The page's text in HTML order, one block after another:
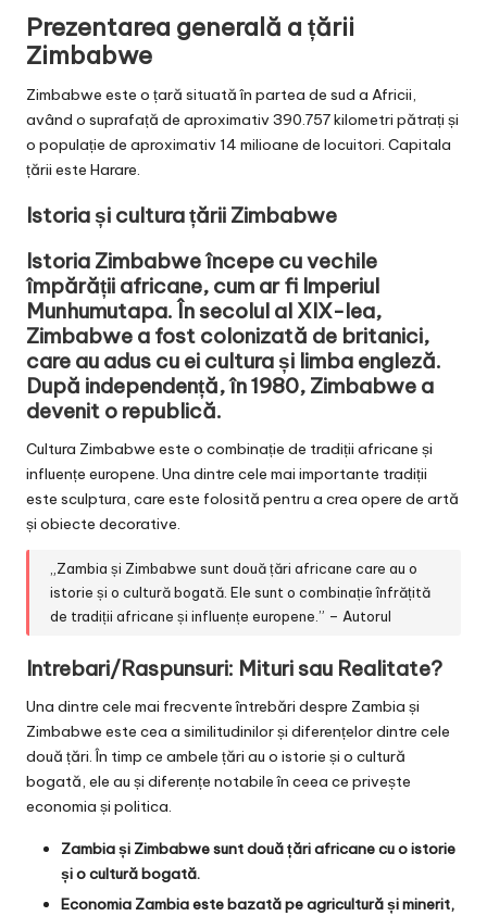
Prezentarea generală a țării
Zimbabwe
Zimbabwe este o țară situată în partea de sud a Africii,
având o suprafață de aproximativ 390.757 kilometri pătrați și
o populație de aproximativ 14 milioane de locuitori. Capitala
țării este Harare.
Istoria și cultura țării Zimbabwe
Istoria Zimbabwe începe cu vechile
împărății africane, cum ar fi Imperiul
Munhumutapa. În secolul al XIX-lea,
Zimbabwe a fost colonizată de britanici,
care au adus cu ei cultura și limba engleză.
După independență, în 1980, Zimbabwe a
devenit o republică.
Cultura Zimbabwe este o combinație de tradiții africane și
influențe europene. Una dintre cele mai importante tradiții
este sculptura, care este folosită pentru a crea opere de artă
și obiecte decorative.
„Zambia și Zimbabwe sunt două țări africane care au o
istorie și o cultură bogată. Ele sunt o combinație înfrățită
de tradiții africane și influențe europene.” – Autorul
Intrebari/Raspunsuri: Mituri sau Realitate?
Una dintre cele mai frecvente întrebări despre Zambia și
Zimbabwe este cea a similitudinilor și diferențelor dintre cele
două țări. În timp ce ambele țări au o istorie și o cultură
bogată, ele au și diferențe notabile în ceea ce privește
economia și politica.
Zambia și Zimbabwe sunt două țări africane cu o istorie
și o cultură bogată.
Economia Zambia este bazată pe agricultură și minerit,